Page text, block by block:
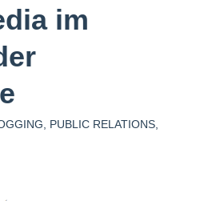
im
PUBLIC RELATIONS,